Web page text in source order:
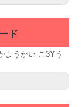
ド
ようかい こ3Yう